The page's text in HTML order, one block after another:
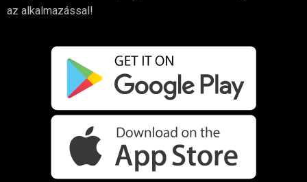
az alkalmazással!